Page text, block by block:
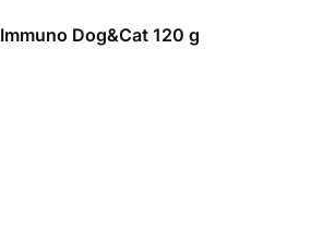
Yarrowia Canifelox Immuno Dog&Cat 120 g